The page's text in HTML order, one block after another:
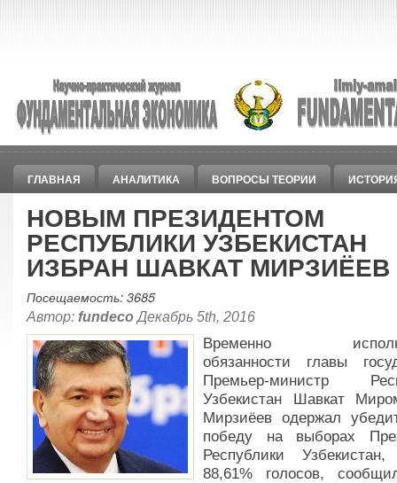
ГЛАВНАЯ АНАЛИТИКА ВОПРОСЫ ТЕОРИИ
НОВЫМ ПРЕЗИДЕНТОМ
РЕСПУБЛИКИ УЗБЕКИСТАН
ИЗБРАН ШАВКАТ МИРЗИЁЕВ
Посещаемость: 3685
Автор: fundeco Декабрь 5th, 2016
Временно
обязанности главы
Премьер-министр
Узбекистан Шавкат
Мирзиёев одержал
победу на выборах
Республики
88,61% голосов,